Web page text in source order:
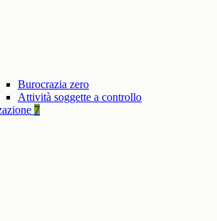
Burocrazia zero
Attività soggette a controllo
7